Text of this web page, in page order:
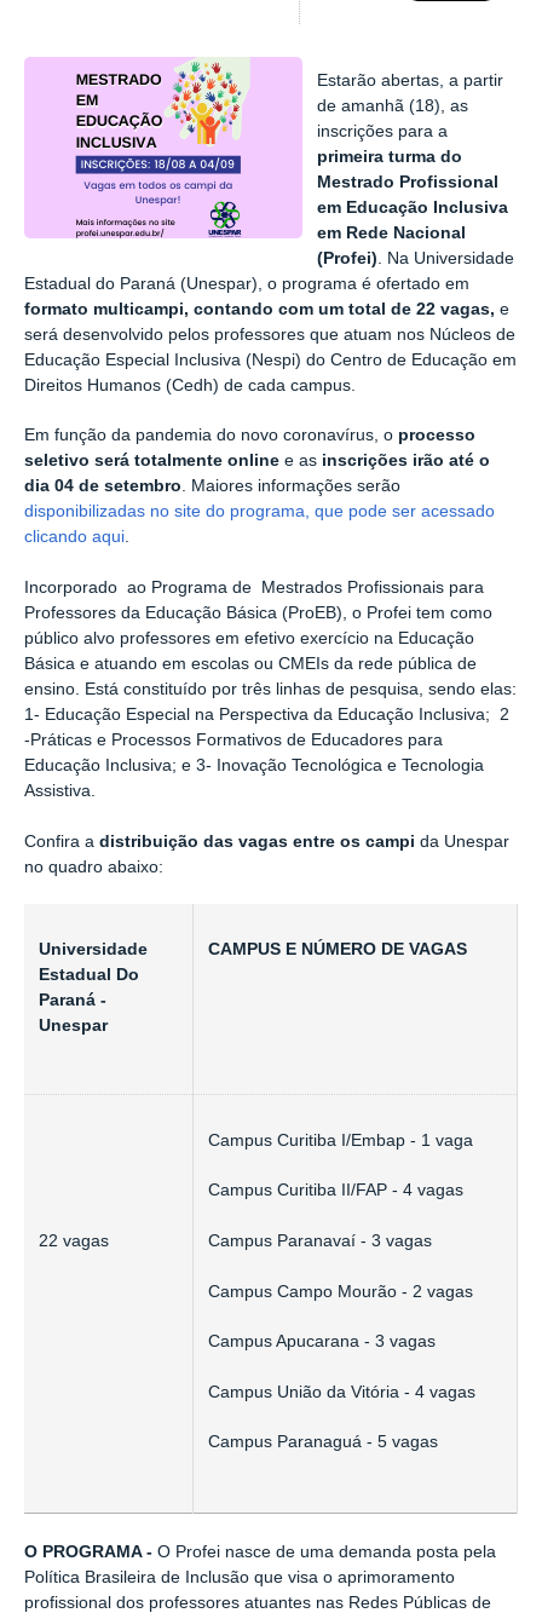
Estarão abertas, a partir
de amanhã (18), as
inscrições para a
primeira turma do
Mestrado Profissional
em Educação Inclusiva
em Rede Nacional
(Profei) . Na Universidade
Estadual do Paraná (Unespar), o programa é ofertado em
formato multicampi, contando com um total de 22 vagas, e
será desenvolvido pelos professores que atuam nos Núcleos de
Educação Especial Inclusiva (Nespi) do Centro de Educação em
Direitos Humanos (Cedh) de cada campus.
Em função da pandemia do novo coronavírus, o processo
seletivo será totalmente online e as inscrições irão até o
dia 04 de setembro. Maiores informações serão
disponibilizadas no site do programa, que pode ser acessado
clicando aqui.
Incorporado ao Programa de Mestrados Profissionais para
Professores da Educação Básica (ProEB), o Profei tem como
público alvo professores em efetivo exercício na Educação
Básica e atuando em escolas ou CMEIs da rede pública de
ensino. Está constituído por três linhas de pesquisa, sendo elas:
1- Educação Especial na Perspectiva da Educação Inclusiva; 2
-Práticas e Processos Formativos de Educadores para
Educação Inclusiva; e 3- Inovação Tecnológica e Tecnologia
Assistiva.
Confira a distribuição das vagas entre os campi da Unespar
no quadro abaixo:
Universidade
Estadual Do
Paraná -
Unespar
CAMPUS E NÚMERO DE VAGAS
22 vagas
Campus Curitiba I/Embap - 1 vaga
Campus Curitiba II/FAP - 4 vagas
Campus Paranavaí - 3 vagas
Campus Campo Mourão - 2 vagas
Campus Apucarana - 3 vagas
Campus União da Vitória - 4 vagas
Campus Paranaguá - 5 vagas
O PROGRAMA - O Profei nasce de uma demanda posta pela
Política Brasileira de Inclusão que visa o aprimoramento
profissional dos professores atuantes nas Redes Públicas de